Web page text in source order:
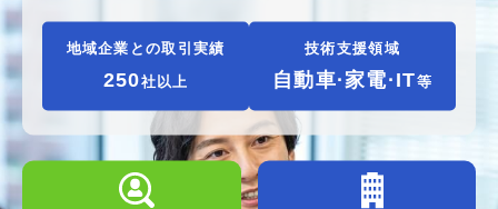
地域企業との取引実績
250社以上
技術支援領域
自動車·家電·IT等